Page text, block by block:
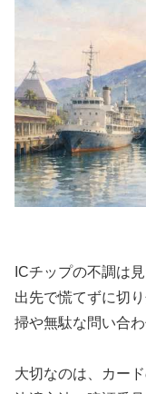
ICチップの不調は
出先で慌てずに切
掃や無駄な問い合わ
大切なのは、カー